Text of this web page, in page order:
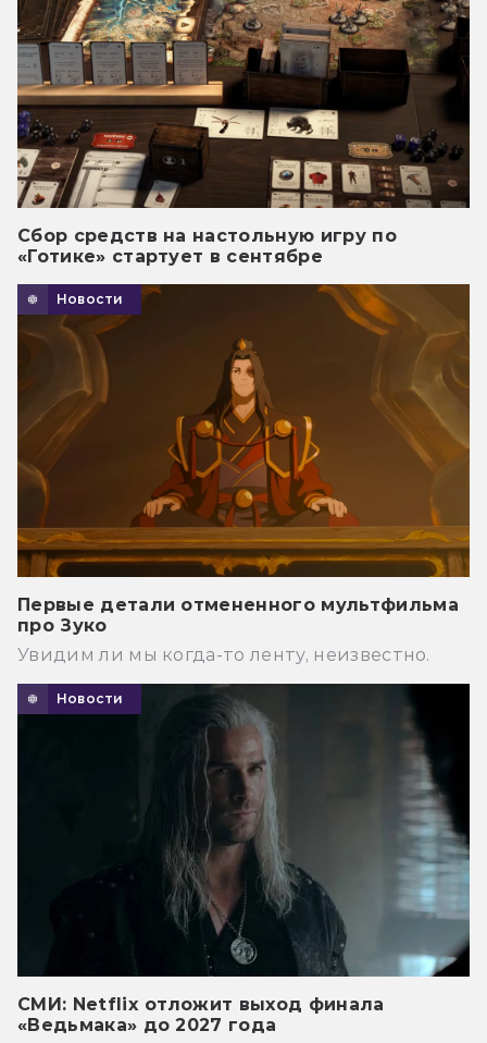
Сбор средств на настольную игру по
«Готике» стартует в сентябре
Новости
Первые детали отмененного мультфильма
про Зуко
Увидим ли мы когда-то ленту, неизвестно.
Новости
СМИ: Netflix отложит выход финала
«Ведьмака» до 2027 года